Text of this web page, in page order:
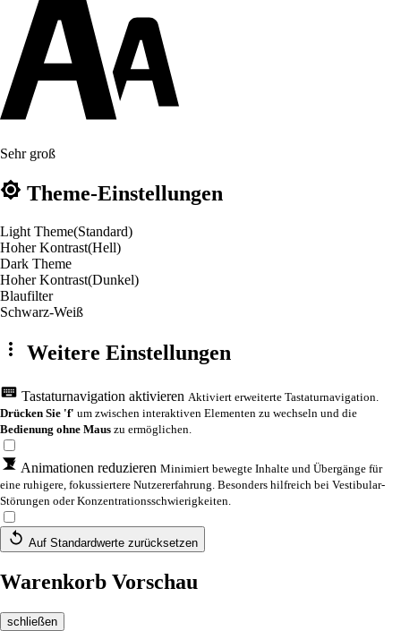
Sehr groß
Theme-Einstellungen
Light Theme(Standard)
Hoher Kontrast(Hell)
Dark Theme
Hoher Kontrast(Dunkel)
Blaufilter
Schwarz-Weiß
Weitere Einstellungen
Tastaturnavigation aktivieren Aktiviert erweiterte Tastaturnavigation.
Drücken Sie 'f' um zwischen interaktiven Elementen zu wechseln und die
Bedienung ohne Maus zu ermöglichen.
Animationen reduzieren Minimiert bewegte Inhalte und Übergänge für
eine ruhigere, fokussiertere Nutzererfahrung. Besonders hilfreich bei Vestibular-
Störungen oder Konzentrationsschwierigkeiten.
Auf Standardwerte zurücksetzen
Warenkorb Vorschau
schließen